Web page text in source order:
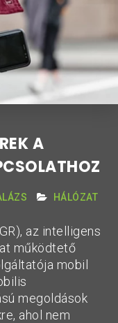
A
HÁLÓZAT
az intelligens
működtető
mobil
megoldások
ahol nem